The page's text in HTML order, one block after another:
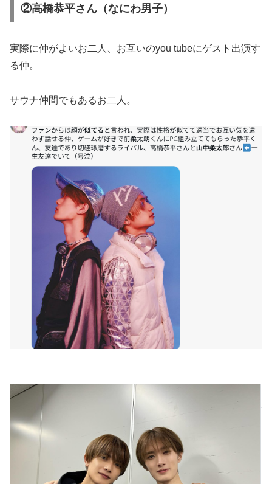
②高橋恭平さん（なにわ男子）
実際に仲がよいお二人、お互いのyou tubeにゲスト出演す
る仲。
サウナ仲間でもあるお二人。